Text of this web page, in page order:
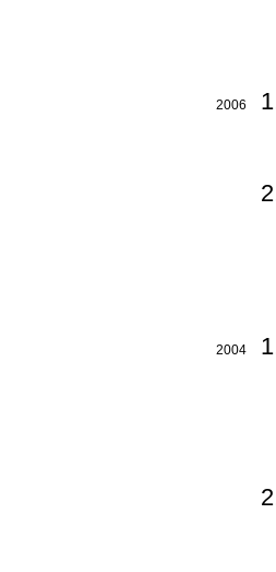
2006
2004